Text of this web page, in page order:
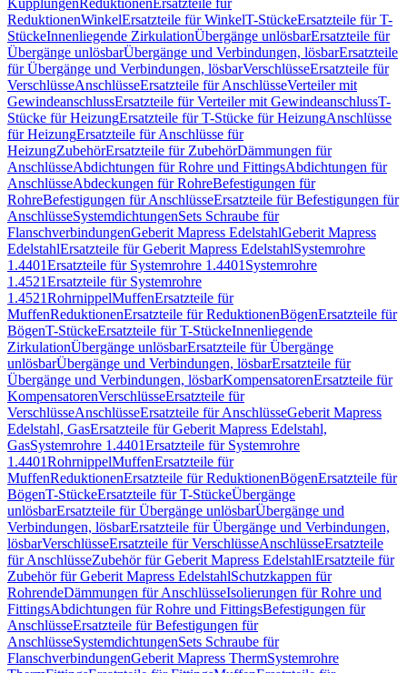
KupplungenReduktionenErsatzteile für
ReduktionenWinkelErsatzteile für WinkelT-StückeErsatzteile für T-
StückeInnenliegende ZirkulationÜbergänge unlösbarErsatzteile für
Übergänge unlösbarÜbergänge und Verbindungen, lösbarErsatzteile
für Übergänge und Verbindungen, lösbarVerschlüsseErsatzteile für
VerschlüsseAnschlüsseErsatzteile für AnschlüsseVerteiler mit
GewindeanschlussErsatzteile für Verteiler mit GewindeanschlussT-
Stücke für HeizungErsatzteile für T-Stücke für HeizungAnschlüsse
für HeizungErsatzteile für Anschlüsse für
HeizungZubehörErsatzteile für ZubehörDämmungen für
AnschlüsseAbdichtungen für Rohre und FittingsAbdichtungen für
AnschlüsseAbdeckungen für RohreBefestigungen für
RohreBefestigungen für AnschlüsseErsatzteile für Befestigungen für
AnschlüsseSystemdichtungenSets Schraube für
FlanschverbindungenGeberit Mapress EdelstahlGeberit Mapress
EdelstahlErsatzteile für Geberit Mapress EdelstahlSystemrohre
1.4401Ersatzteile für Systemrohre 1.4401 Systemrohre
1.4521Ersatzteile für Systemrohre
1.4521RohrnippelMuffenErsatzteile für
MuffenReduktionenErsatzteile für ReduktionenBögenErsatzteile für
BögenT-StückeErsatzteile für T-StückeInnenliegende
ZirkulationÜbergänge unlösbarErsatzteile für Übergänge
unlösbarÜbergänge und Verbindungen, lösbarErsatzteile für
Übergänge und Verbindungen, lösbarKompensatorenErsatzteile für
KompensatorenVerschlüsseErsatzteile für
VerschlüsseAnschlüsseErsatzteile für AnschlüsseGeberit Mapress
Edelstahl, GasErsatzteile für Geberit Mapress Edelstahl,
GasSystemrohre 1.4401Ersatzteile für Systemrohre
1.4401RohrnippelMuffenErsatzteile für
MuffenReduktionenErsatzteile für ReduktionenBögenErsatzteile für
BögenT-StückeErsatzteile für T-StückeÜbergänge
unlösbarErsatzteile für Übergänge unlösbarÜbergänge und
Verbindungen, lösbarErsatzteile für Übergänge und Verbindungen,
lösbarVerschlüsseErsatzteile für VerschlüsseAnschlüsseErsatzteile
für AnschlüsseZubehör für Geberit Mapress EdelstahlErsatzteile für
Zubehör für Geberit Mapress EdelstahlSchutzkappen für
RohrendeDämmungen für AnschlüsseIsolierungen für Rohre und
FittingsAbdichtungen für Rohre und FittingsBefestigungen für
AnschlüsseErsatzteile für Befestigungen für
AnschlüsseSystemdichtungenSets Schraube für
FlanschverbindungenGeberit Mapress ThermSystemrohre